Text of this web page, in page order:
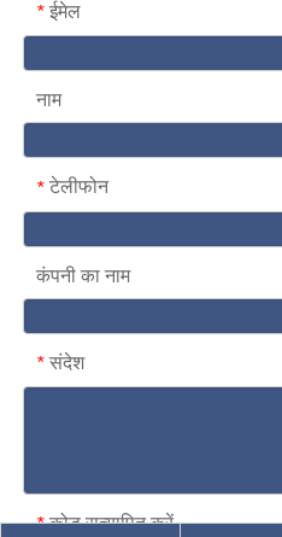
* ईमेल
नाम
* टेलीफोन
कंपनी का नाम
* संदेश
* कोड सत्यापित करें